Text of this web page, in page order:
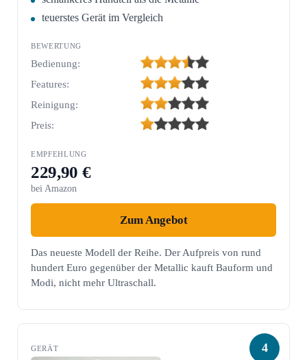
teuerstes Gerät im Vergleich
Bedienung:
Features:
Reinigung:
Preis:
229,90 €
bei Amazon
Zum Angebot
Das neueste Modell der Reihe. Der Aufpreis von rund
hundert Euro gegenüber der Metallic kauft Bauform und
Modi, nicht mehr Ultraschall.
4